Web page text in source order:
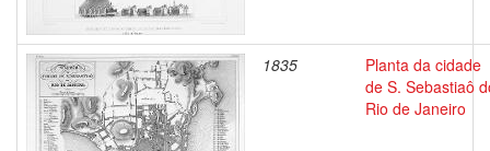
1835
Planta da cidade
de S. Sebastiaô
Rio de Janeiro